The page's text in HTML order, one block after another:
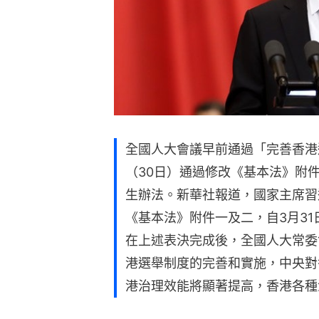
全國人大會議早前通過「完善香
（30日）通過修改《基本法》附
生辦法。新華社報道，國家主席
《基本法》附件一及二，自3月31
在上述表決完成後，全國人大常
港選舉制度的完善和實施，中央
港治理效能將顯著提高，香港各